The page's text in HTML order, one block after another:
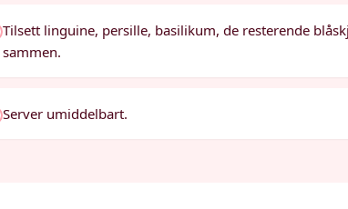
Tilsett linguine, persille, basilikum, de resterende
sammen.
Server umiddelbart.